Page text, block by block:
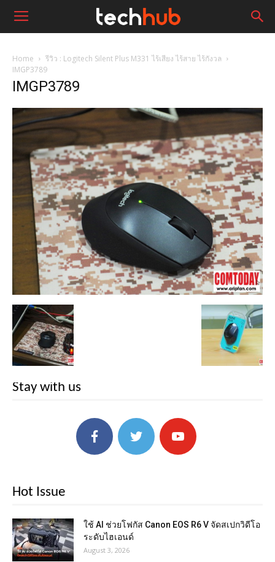
Home
รีวิว : Logitech Silent Plus M331 ไร้เสียง ไร้สาย ไร้กังวล
IMGP3789
IMGP3789
Stay with us
Hot Issue
ใช้ AI ช่วยโฟกัส Canon EOS R6 V จัดสเปกวิดีโอ
ระดับไฮเอนด์
August 3, 2026